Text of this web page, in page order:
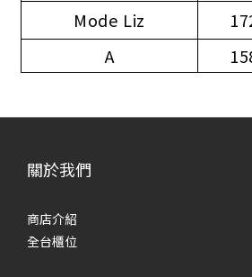
Mode Liz
A
關於我們
商店介紹
全台櫃位